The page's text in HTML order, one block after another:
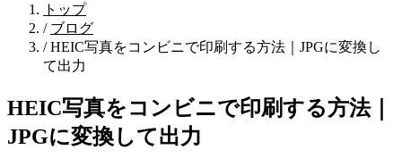
トップ
/ ブログ
/ HEIC写真をコンビニで印刷する方法｜JPGに変換し
て出力
HEIC写真をコンビニで印刷する方法｜
JPGに変換して出力